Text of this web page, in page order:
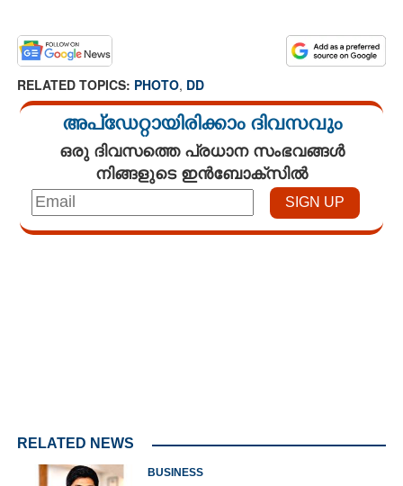
RELATED TOPICS: PHOTO, DD
അപ്ഡേറ്റായിരിക്കാം ദിവസവും
ഒരു ദിവസത്തെ പ്രധാന സംഭവങ്ങൾ
നിങ്ങളുടെ ഇൻബോക്സിൽ
RELATED NEWS
BUSINESS